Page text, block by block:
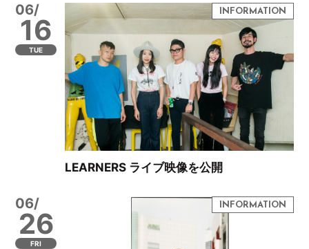
06/
16
TUE
LEARNERS ライブ映像を公開
06/
26
FRI